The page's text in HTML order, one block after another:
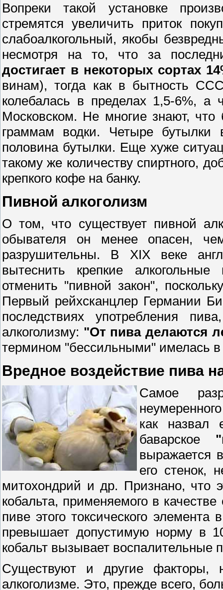
Вопреки такой установке
стремятся увеличить приток
слабоалкогольный, якобы
несмотря на то, что за
достигает в некоторых сортах
винам), тогда как в бытность
колебалась в пределах 1,5-6%,
Московском. Не многие знают, что
граммам водки. Четыре
половина бутылки. Еще хуже
такому же количеству спиртного,
крепкого кофе на банку.
Пивной алкоголизм
О том, что существует пивной
обывателя он менее опасен,
разрушительны. В XIX веке
вытеснить крепкие
отменить "пивной закон",
Первый рейхсканцлер Германии
последствиях употребления
алкоголизму: "От пива делаются
термином "бессильными" имелась
Вредное воздействие пива
Самое
как назвал
баварское
выражается
его стенок,
митохондрий и др. Признано, что
кобальта, применяемого в
пиве этого токсического
превышает допустимую норму в
кобальт вызывает воспалительные
Существуют и другие факторы,
алкоголизме. Это, прежде всего,